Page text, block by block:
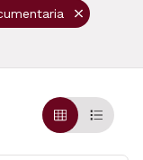
GrigliaTable